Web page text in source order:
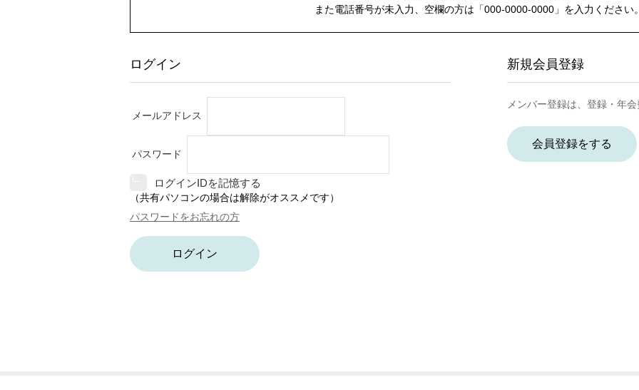
また電話番号が未入力、空欄の方は 「000-0000-0000」を入力ください。
ログイン
メールアドレス
パスワード
ログインIDを記憶する
（共有パソコンの場合は解除がオススメです）
パスワードをお忘れの方
ログイン
新規会員登録
メンバー登録は、登録・年会
会員登録をする